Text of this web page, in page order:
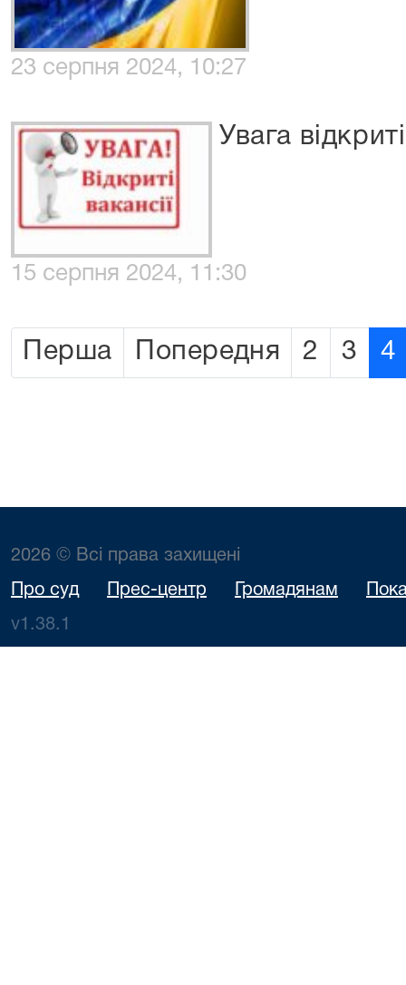
23 серпня 2024, 10:27
Увага
15 серпня 2024, 11:30
Перша Попередня 2 3 4
2026 © Всі права захищені
Про суд Прес-центр Громадянам
v1.38.1